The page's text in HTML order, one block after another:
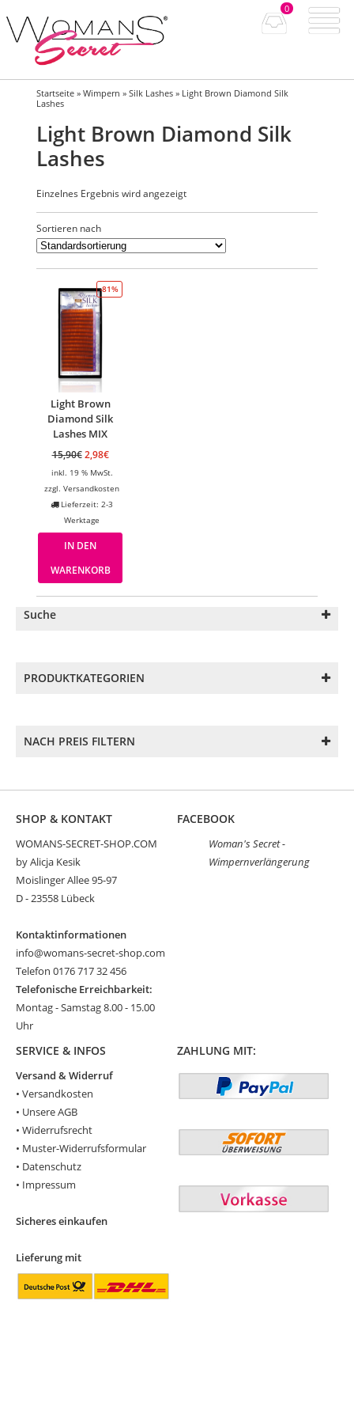
0
Startseite »Wimpern »Silk Lashes » Light Brown Diamond Silk
Lashes
Light Brown Diamond Silk
Lashes
Einzelnes Ergebnis wird angezeigt
Sortieren nach
-81%
Light Brown
Diamond Silk
Lashes MIX
15,90€ 2,98€
inkl. 19 % MwSt.
zzgl. Versandkosten
Lieferzeit: 2-3
Werktage
IN DEN
WARENKORB
Suche
PRODUKTKATEGORIEN
NACH PREIS FILTERN
SHOP & KONTAKT
WOMANS-SECRET-SHOP.COM
by Alicja Kesik
Moislinger Allee 95-97
D - 23558 Lübeck
Kontaktinformationen
info@womans-secret-shop.com
Telefon 0176 717 32 456
Telefonische Erreichbarkeit:
Montag - Samstag 8.00 - 15.00
Uhr
FACEBOOK
Woman's Secret -
Wimpernverlängerung
SERVICE & INFOS
Versand & Widerruf
•Versandkosten
• Unsere AGB
•Widerrufsrecht
• Muster-Widerrufsformular
• Datenschutz
• Impressum
Sicheres einkaufen
Lieferung mit
ZAHLUNG MIT: